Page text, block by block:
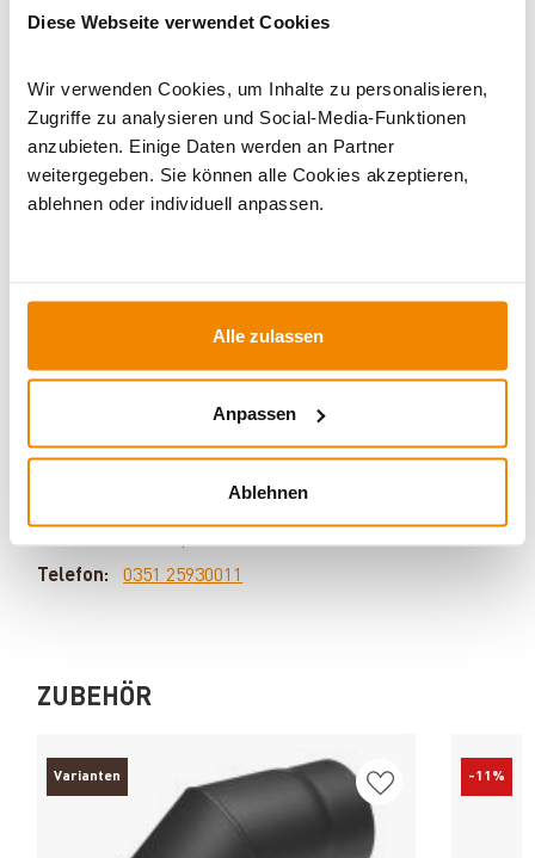
Diese Webseite verwendet Cookies
Wir verwenden Cookies, um Inhalte zu personalisieren,
Zugriffe zu analysieren und Social-Media-Funktionen
anzubieten. Einige Daten werden an Partner
weitergegeben. Sie können alle Cookies akzeptieren,
ablehnen oder individuell anpassen.
Alle zulassen
Anpassen
Ablehnen
Ihr Berater zum Thema Öfen und
Kamine:
Kaminöfen. Keine Frage bleibt unbeantwortet, kein
Problem ungelöst. Haben Sie Fragen zu unseren
Telefon:
0351 25930011
ZUBEHÖR
Varianten -11%